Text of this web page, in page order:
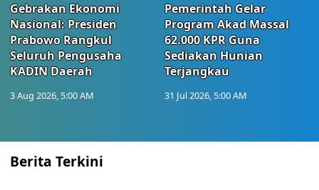
Gebrakan Ekonomi
Nasional: Presiden
Prabowo Rangkul
Seluruh Pengusaha
KADIN Daerah
3 Aug 2026, 5:00 AM
Pemerintah Gelar
Program Akad Massal
62.000 KPR Guna
Sediakan Hunian
Terjangkau
31 Jul 2026, 5:00 AM
Berita Terkini